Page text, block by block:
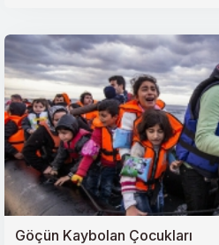
Yeni Bir Jeopolitik Mücadele
Afrika ve Yeni Sömürgecilik
Göçün Kaybolan Çocukları